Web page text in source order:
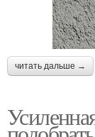
читать дальше →